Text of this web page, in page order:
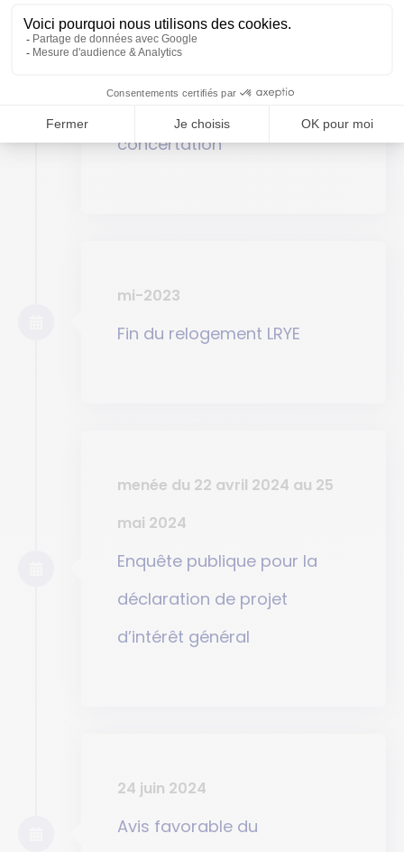
concertation
mi-2023
Fin du relogement LRYE
menée du 22 avril 2024 au 25
mai 2024
Enquête publique pour la
déclaration de projet
d’intérêt général
24 juin 2024
Avis favorable du